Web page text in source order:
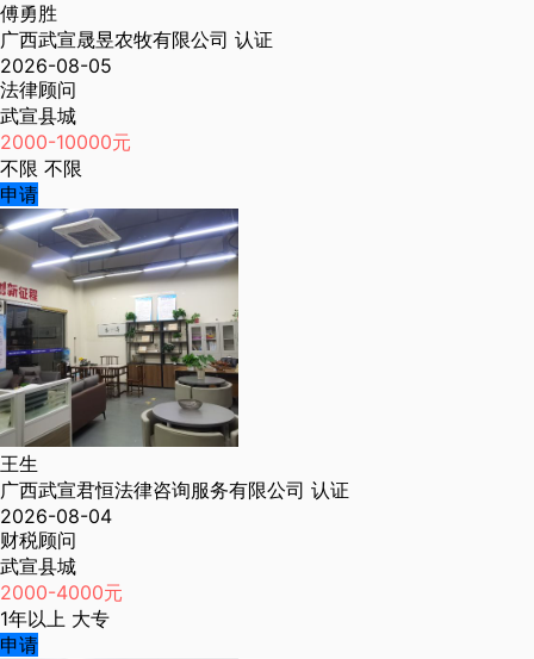
傅勇胜
广西武宣晟昱农牧有限公司 认证
2026-08-05
法律顾问
武宣县城
2000-10000元
不限 不限
申请
王生
广西武宣君恒法律咨询服务有限公司 认证
2026-08-04
财税顾问
武宣县城
2000-4000元
1年以上 大专
申请